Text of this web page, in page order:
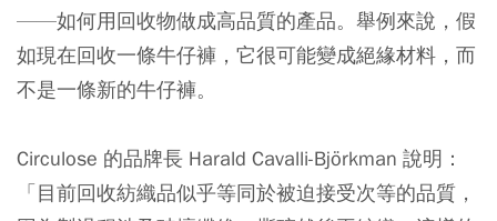
——如何用回收物做成高品質的產品。舉例來說，假
如現在回收一條牛仔褲，它很可能變成絕緣材料，而
不是一條新的牛仔褲。
Circulose 的品牌長 Harald Cavalli-Björkman 說明：
「目前回收紡織品似乎等同於被迫接受次等的品質，